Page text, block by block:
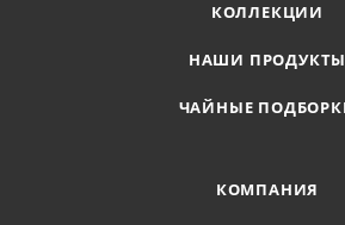
КОЛЛЕКЦИИ
НАШИ ПРОДУКТЫ
ЧАЙНЫЕ
КОМПАНИЯ